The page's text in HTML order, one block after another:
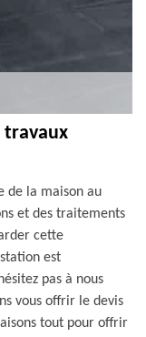
travaux
de la maison au
et des traitements
cette
est
pas à nous
vous offrir le devis
tout pour offrir